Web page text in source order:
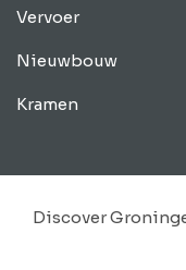
Vervoer
Nieuwbouw
Kramen
Discover